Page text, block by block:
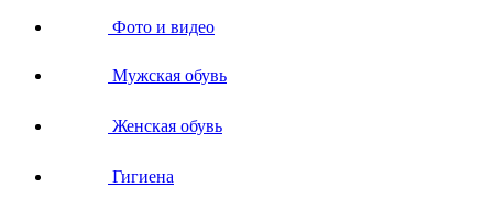
Фото и видео
Мужская обувь
Женская обувь
Гигиена